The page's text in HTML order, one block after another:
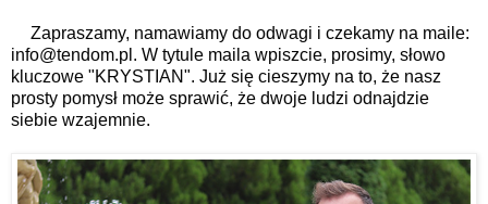
Zapraszamy, namawiamy do odwagi i czekamy na maile:
info@tendom.pl. W tytule maila wpiszcie, prosimy, słowo
kluczowe "KRYSTIAN". Już się cieszymy na to, że nasz
prosty pomysł może sprawić, że dwoje ludzi odnajdzie
siebie wzajemnie.